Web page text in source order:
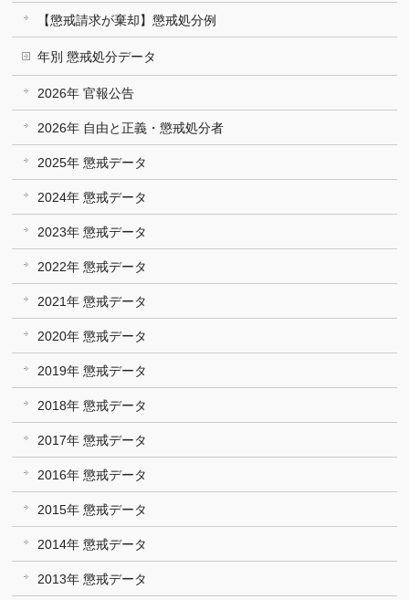
【懲戒請求が棄却】懲戒処分例
年別 懲戒処分データ
2026年 官報公告
2026年 自由と正義・懲戒処分者
2025年 懲戒データ
2024年 懲戒データ
2023年 懲戒データ
2022年 懲戒データ
2021年 懲戒データ
2020年 懲戒データ
2019年 懲戒データ
2018年 懲戒データ
2017年 懲戒データ
2016年 懲戒データ
2015年 懲戒データ
2014年 懲戒データ
2013年 懲戒データ